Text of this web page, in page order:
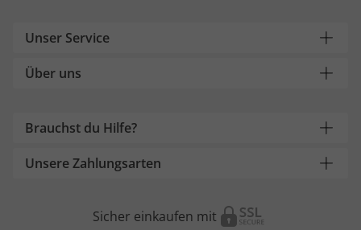
Unser Service
Über uns
Brauchst du Hilfe?
Unsere Zahlungsarten
Sicher einkaufen mit